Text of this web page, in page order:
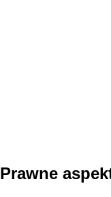
Prawne